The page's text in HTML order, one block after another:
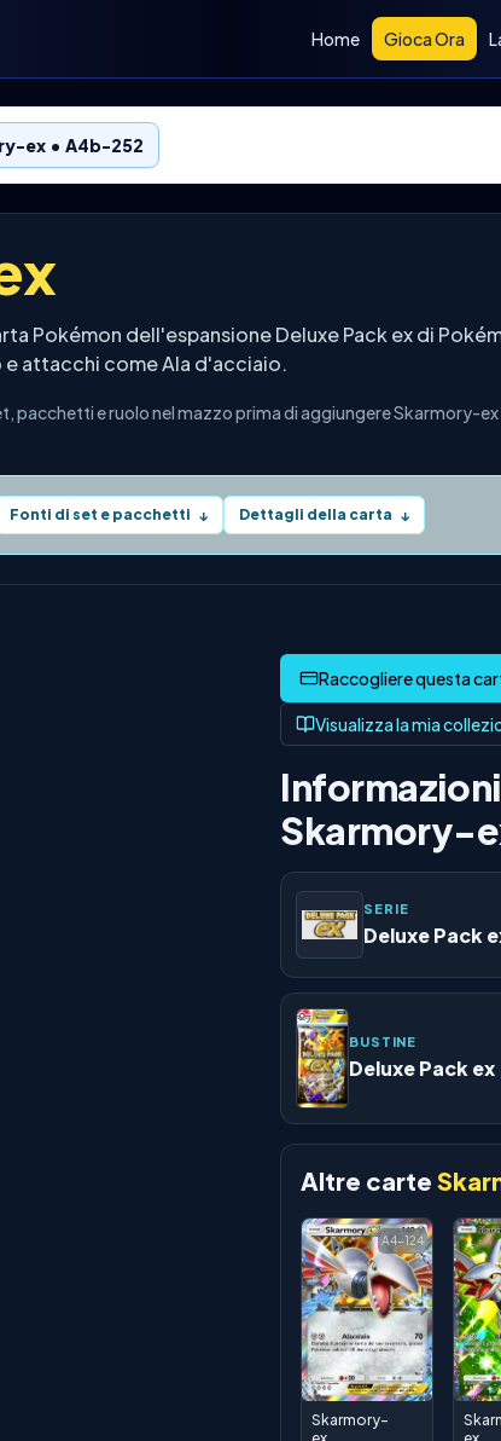
Home Gioca Ora
ex • A4b-252
Pokémon dell'espansione Deluxe Pack ex di
attacchi come Ala d'acciaio.
pacchetti e ruolo nel mazzo prima di aggiungere Skarmory-ex
Fonti di set e pacchetti ↓ Dettagli della carta ↓
Visualizza la mia
Skarmory-
SERIE
Deluxe Pack
BUSTINE
Deluxe Pack ex
Altre carte
A4-124
Skarmory-